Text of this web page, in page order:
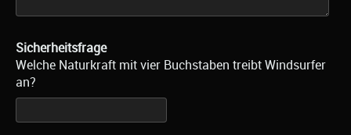
Sicherheitsfrage
Welche Naturkraft mit vier Buchstaben treibt Windsurfer
an?